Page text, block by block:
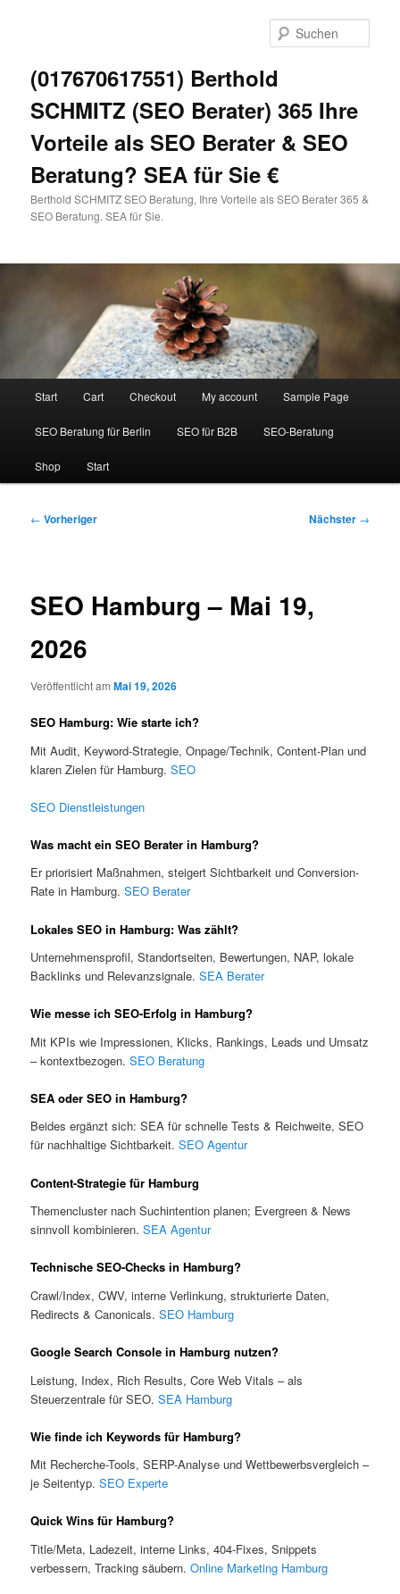
(017670617551) Berthold
SCHMITZ (SEO Berater) 365 Ihre
Vorteile als SEO Berater & SEO
Beratung? SEA für Sie €
Berthold SCHMITZ SEO Beratung, Ihre Vorteile als SEO Berater 365 &
SEO Beratung. SEA für Sie.
Start Cart Checkout My account Sample Page
SEO Beratung für Berlin SEO für B2B SEO-Beratung
Shop Start
Beitragsnavigation
← Vorheriger Nächster →
SEO Hamburg – Mai 19,
2026
Veröffentlicht amMai 19, 2026
SEO Hamburg: Wie starte ich?
Mit Audit, Keyword-Strategie, Onpage/Technik, Content-Plan und
klaren Zielen für Hamburg.SEO
SEO Dienstleistungen
Was macht ein SEO Berater in Hamburg?
Er priorisiert Maßnahmen, steigert Sichtbarkeit und Conversion-
Rate in Hamburg.SEO Berater
Lokales SEO in Hamburg: Was zählt?
Unternehmensprofil, Standortseiten, Bewertungen, NAP, lokale
Backlinks und Relevanzsignale.SEA Berater
Wie messe ich SEO-Erfolg in Hamburg?
Mit KPIs wie Impressionen, Klicks, Rankings, Leads und Umsatz
– kontextbezogen.SEO Beratung
SEA oder SEO in Hamburg?
Beides ergänzt sich: SEA für schnelle Tests & Reichweite, SEO
für nachhaltige Sichtbarkeit.SEO Agentur
Content-Strategie für Hamburg
Themencluster nach Suchintention planen; Evergreen & News
sinnvoll kombinieren.SEA Agentur
Technische SEO-Checks in Hamburg?
Crawl/Index, CWV, interne Verlinkung, strukturierte Daten,
Redirects & Canonicals.SEO Hamburg
Google Search Console in Hamburg nutzen?
Leistung, Index, Rich Results, Core Web Vitals – als
Steuerzentrale für SEO.SEA Hamburg
Wie finde ich Keywords für Hamburg?
Mit Recherche-Tools, SERP-Analyse und Wettbewerbsvergleich –
je Seitentyp.SEO Experte
Quick Wins für Hamburg?
Title/Meta, Ladezeit, interne Links, 404-Fixes, Snippets
verbessern, Tracking säubern.Online Marketing Hamburg